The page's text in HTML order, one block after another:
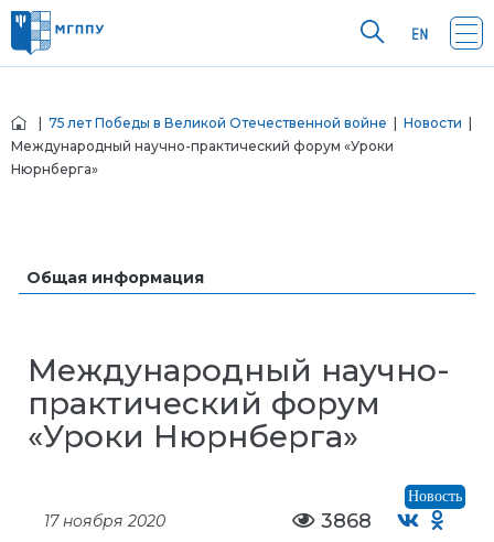
75 лет Победы в Великой Отечественной войне Новости
Международный научно-практический форум «Уроки
Нюрнберга»
Общая информация
Международный научно-
практический форум
«Уроки Нюрнберга»
Новость
17 ноября 2020 3868